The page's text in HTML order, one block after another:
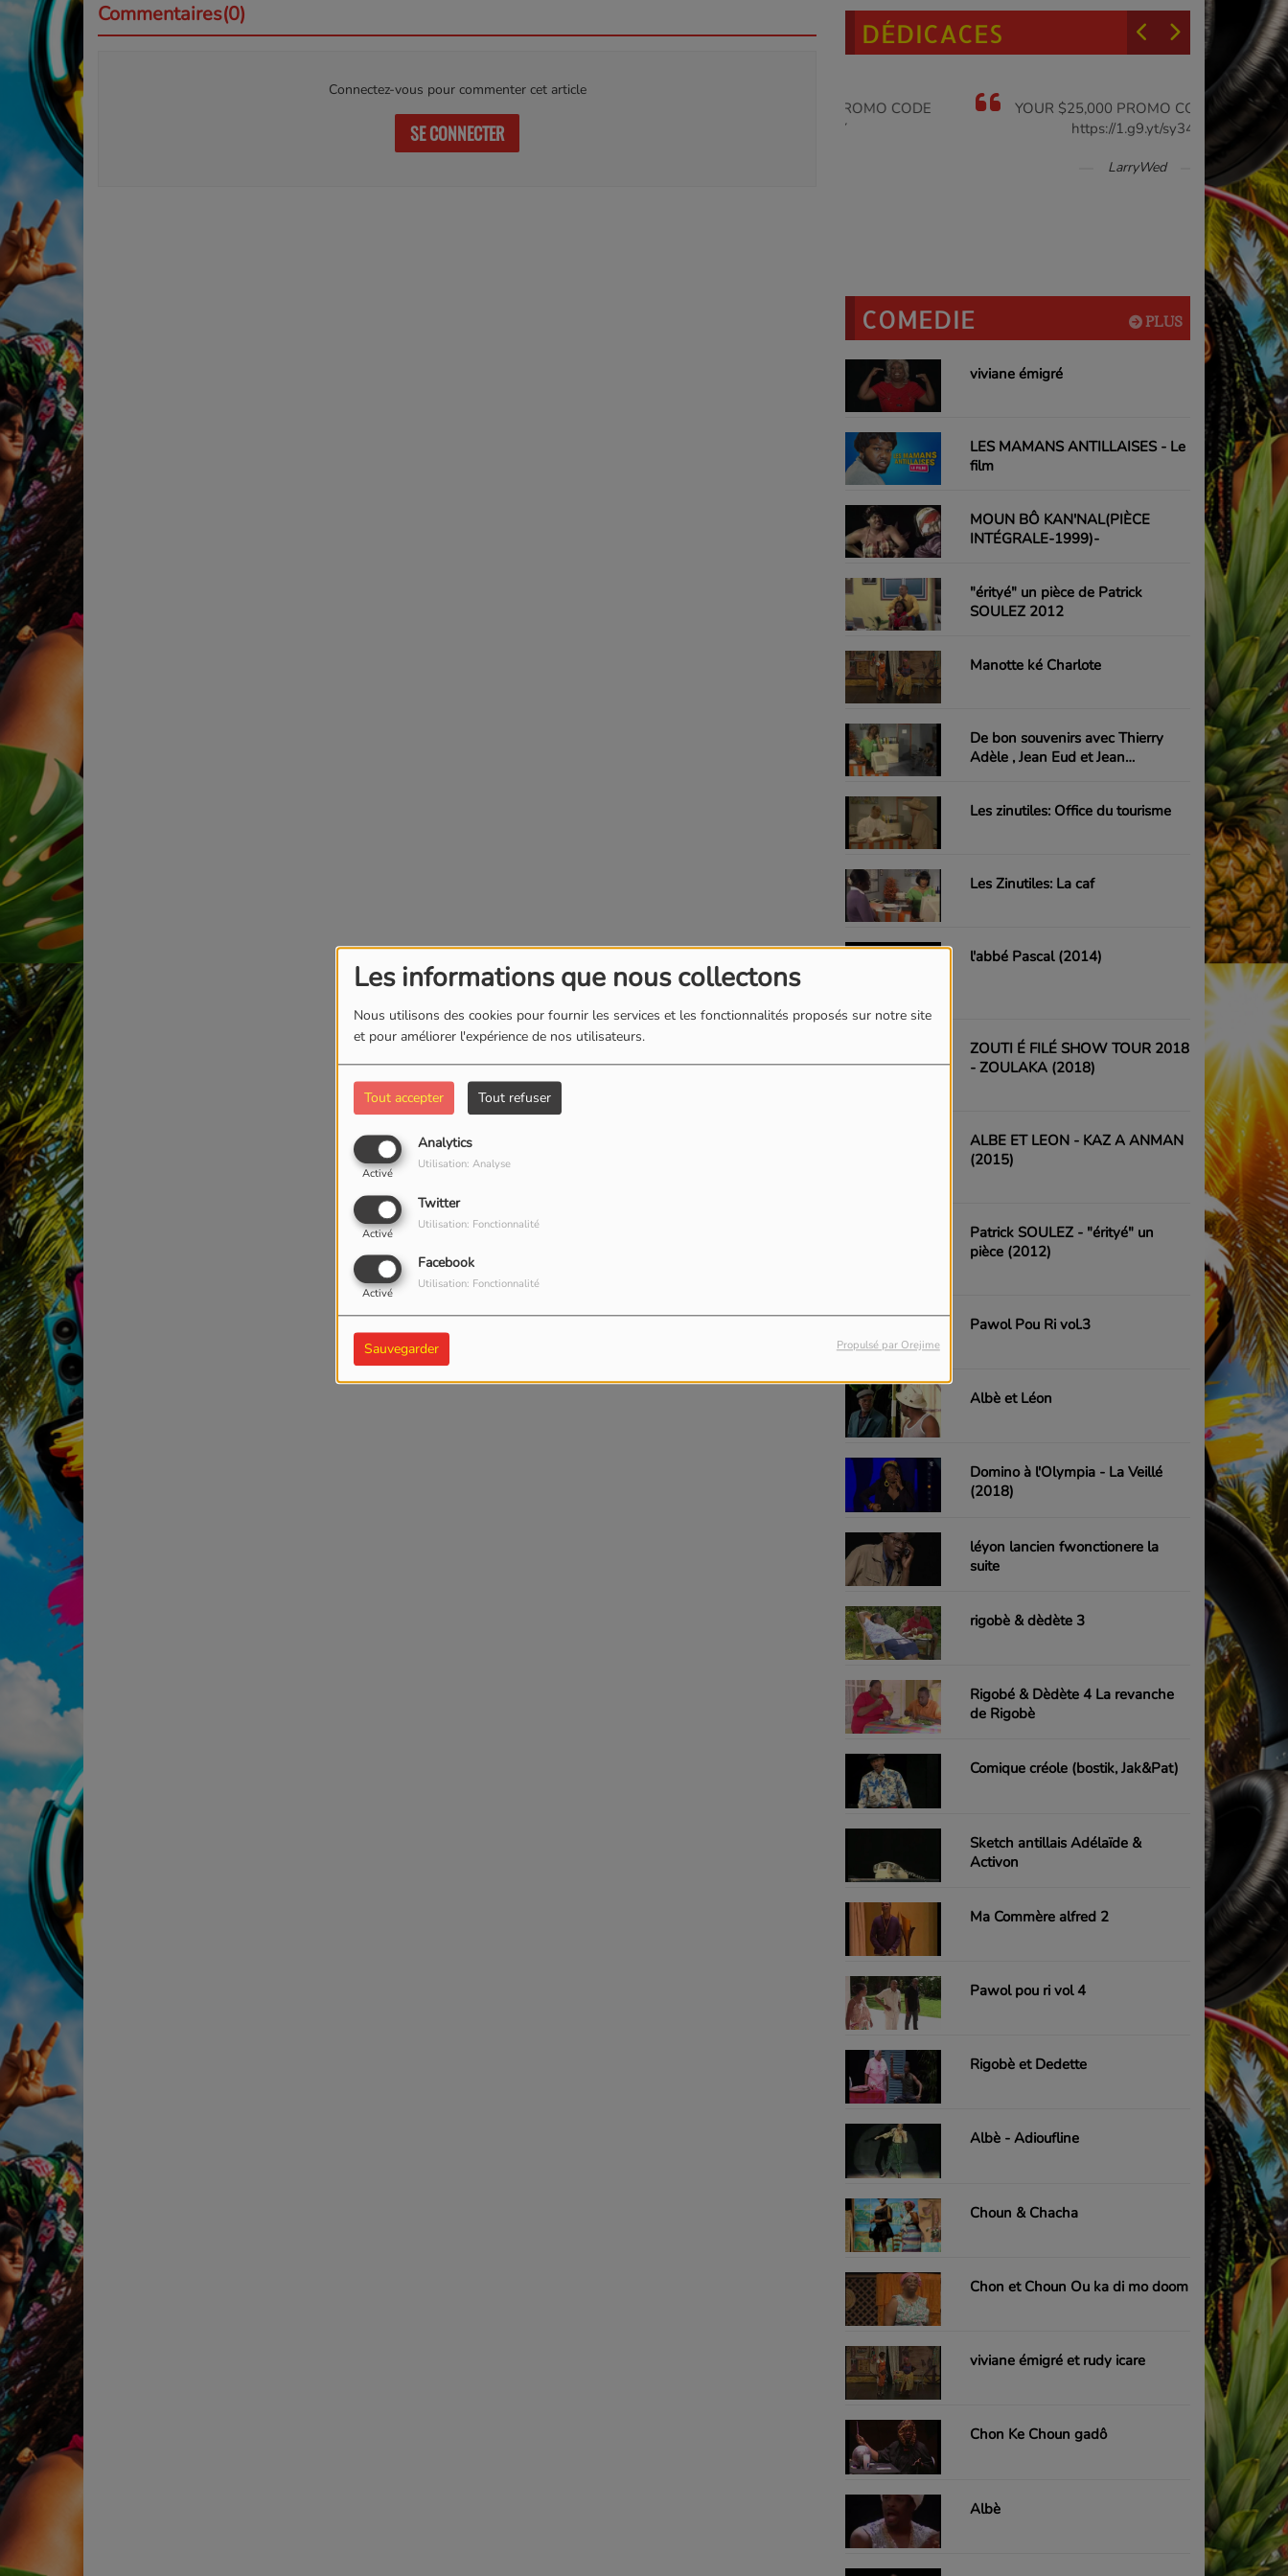
Les informations que nous collectons
Nous utilisons des cookies pour fournir les services et les fonctionnalités proposés sur notre site
et pour améliorer l'expérience de nos utilisateurs.
Tout accepter Tout refuser
Analytics
Activé
Utilisation: Analyse
Twitter
Activé
Utilisation: Fonctionnalité
Facebook
Activé
Utilisation: Fonctionnalité
Sauvegarder Propulsé par Orejime
Commentaires(0)
Connectez-vous pour commenter cet article
SE CONNECTER
DÉDICACES
YOUR $25,000 PROMO CODE FOR A RIOT
https://1.g9.yt/sy340
PLUS
COMEDIE
viviane émigré
LES MAMANS ANTILLAISES - Le
film
MOUN BÔ KAN'NAL(PIÈCE
INTÉGRALE-1999)-
"érityé" un pièce de Patrick
SOULEZ 2012
Manotte ké Charlote
De bon souvenirs avec Thierry
Adèle , Jean Eud et Jean
Les zinutiles: Office du tourisme
Les Zinutiles: La caf
l'abbé Pascal (2014)
ZOUTI É FILÉ SHOW TOUR 2018
- ZOULAKA (2018)
ALBE ET LEON - KAZ A ANMAN
(2015)
Patrick SOULEZ - "érityé" un
pièce (2012)
Pawol Pou Ri vol.3
Albè et Léon
Domino à l'Olympia - La Veillé
(2018)
léyon lancien fwonctionere la
suite
rigobè & dèdète 3
Rigobé & Dèdète 4 La revanche
de Rigobè
Comique créole (bostik, Jak&Pat)
Sketch antillais Adélaïde &
Activon
Ma Commère alfred 2
Pawol pou ri vol 4
Rigobè et Dedette
Albè - Adioufline
Choun & Chacha
Chon et Choun Ou ka di mo doom
viviane émigré et rudy icare
Chon Ke Choun gadô
Albè